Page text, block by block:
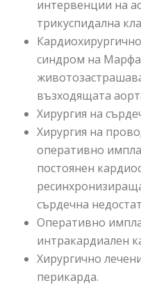
интервенции на
трикуспидална
синдром на
възходящата
Хирургия на
Хирургия на
оперативно
постоянен
сърдечна
Оперативно
интракардиален
Хирургично
перикарда.